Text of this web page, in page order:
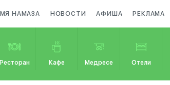
НАМАЗА НОВОСТИ АФИША РЕКЛАМА
Ресторан Кафе Медресе Отели